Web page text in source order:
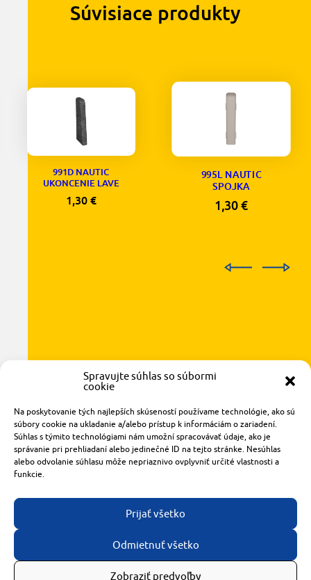
Spravujte súhlas so súbormi
cookie
Na poskytovanie tých najlepších skúseností používame technológie, ako sú
súbory cookie na ukladanie a/alebo prístup k informáciám o zariadení.
Súhlas s týmito technológiami nám umožní spracovávať údaje, ako je
správanie pri prehliadaní alebo jedinečné ID na tejto stránke. Nesúhlas
alebo odvolanie súhlasu môže nepriaznivo ovplyvniť určité vlastnosti a
funkcie.
Prijať všetko
Odmietnuť všetko
Zobraziť predvoľby
Súvisiace produkty
991D NAUTIC
UKONCENIE LAVE
1,30 €
995L NAUTIC
SPOJKA
1,30€
921 01 Piešťany
obchod@rzparkety.sk
+421 905 119 087
made with
bytomashalo.com